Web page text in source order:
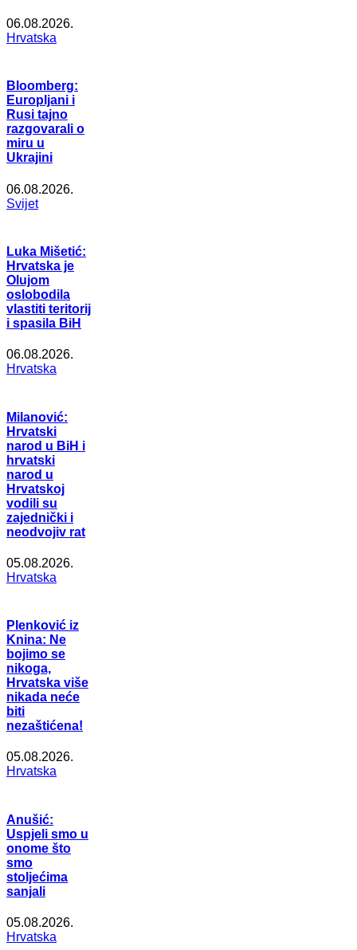
06.08.2026.
Hrvatska
Bloomberg:
Europljani i
Rusi tajno
razgovarali o
miru u
Ukrajini
06.08.2026.
Svijet
Luka Mišetić:
Hrvatska je
Olujom
oslobodila
vlastiti teritorij
i spasila BiH
06.08.2026.
Hrvatska
Milanović:
Hrvatski
narod u BiH i
hrvatski
narod u
Hrvatskoj
vodili su
zajednički i
neodvojiv rat
05.08.2026.
Hrvatska
Plenković iz
Knina: Ne
bojimo se
nikoga,
Hrvatska više
nikada neće
biti
nezaštićena!
05.08.2026.
Hrvatska
Anušić:
Uspjeli smo u
onome što
smo
stoljećima
sanjali
05.08.2026.
Hrvatska